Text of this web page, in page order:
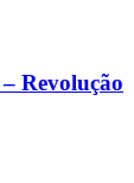
Revolução